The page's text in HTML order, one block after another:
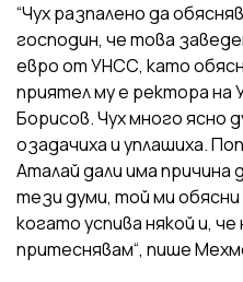
“Чух разпалено да
господин, че това
евро от УНСС, като
приятел му е ректора на
Борисов. Чух много ясно
озадачиха и уплашиха.
Аталай дали има причина
тези думи, той ми
когато успива някой и,
притеснявам“, пише